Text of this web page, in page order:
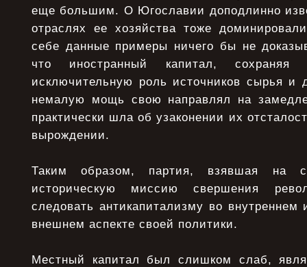
еще большим. О Югославии доподлинно
отраслях ее хозяйства тоже
себе данные примеры ничего бы не
что иностранный капитал,
исключительную роль источников сырья
немалую мощь свою направлял на
практически шла об узаконении их
вырождении.
Таким образом, партия, взявшая на
историческую миссию свершения
следовать антикапитализму во
внешнем аспекте своей политики.
Местный капитал был слишком слаб,